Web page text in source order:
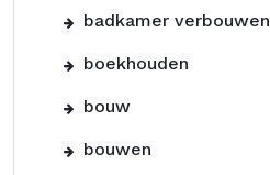
badkamer verbouwen
boekhouden
bouw
bouwen